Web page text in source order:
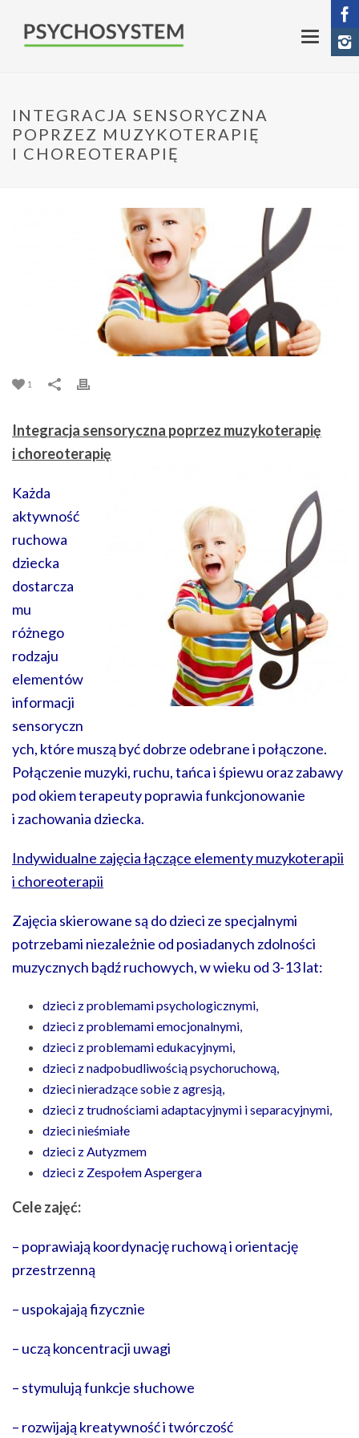
INTEGRACJA SENSORYCZNA
POPRZEZ MUZYKOTERAPIĘ
I CHOREOTERAPIĘ
1
Integracja sensoryczna poprzez muzykoterapię
i choreoterapię
Każda
aktywność
ruchowa
dziecka
dostarcza
mu
różnego
rodzaju
elementów
informacji
sensoryczn
ych, które muszą być dobrze odebrane i połączone.
Połączenie muzyki, ruchu, tańca i śpiewu oraz zabawy
pod okiem terapeuty poprawia funkcjonowanie
i zachowania dziecka.
Indywidualne zajęcia łączące elementy muzykoterapii
i choreoterapii
Zajęcia skierowane są do dzieci ze specjalnymi
potrzebami niezależnie od posiadanych zdolności
muzycznych bądź ruchowych, w wieku od 3-13 lat:
dzieci z problemami psychologicznymi,
dzieci z problemami emocjonalnymi,
dzieci z problemami edukacyjnymi,
dzieci z nadpobudliwością psychoruchową,
dzieci nieradzące sobie z agresją,
dzieci z trudnościami adaptacyjnymi i separacyjnymi,
dzieci nieśmiałe
dzieci z Autyzmem
dzieci z Zespołem Aspergera
Cele zajęć:
– poprawiają koordynację ruchową i orientację
przestrzenną
– uspokajają fizycznie
– uczą koncentracji uwagi
– stymulują funkcje słuchowe
– rozwijają kreatywność i twórczość